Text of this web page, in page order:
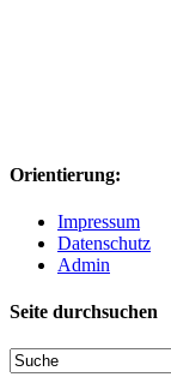
Orientierung:
Impressum
Datenschutz
Admin
Seite durchsuchen